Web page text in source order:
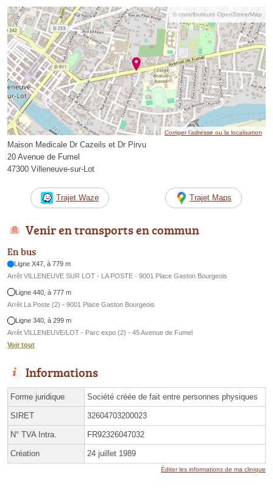
© contributeurs OpenStreetMap
Corriger l’adresse ou la localisation
Maison Medicale Dr Cazeils et Dr Pirvu
20 Avenue de Fumel
47300 Villeneuve-sur-Lot
Trajet Waze Trajet Maps
Venir en transports en commun
En bus
Ligne X47, à 779 m
Arrêt VILLENEUVE SUR LOT - LA POSTE - 9001 Place Gaston Bourgeois
Ligne 440, à 777 m
Arrêt La Poste (2) - 9001 Place Gaston Bourgeois
Ligne 340, à 299 m
Arrêt VILLENEUVE/LOT - Parc expo (2) - 45 Avenue de Fumel
Voir tout
Informations
Forme juridique Société créée de fait entre personnes physiques
SIRET 32604703200023
N° TVA Intra. FR92326047032
Création 24 juillet 1989
Éditer les informations de ma clinique